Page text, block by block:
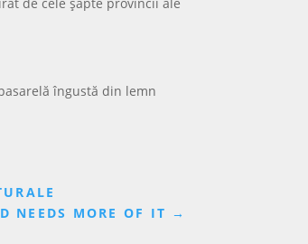
îngustă din lemn
NEEDS MORE OF IT →